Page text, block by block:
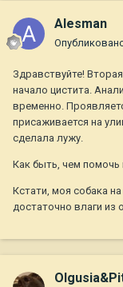
Alesman
Здравствуйте!
начало цистита.
временно.
присаживается на
сделала лужу.
Как быть, чем помочь
Кстати, моя собака
достаточно влаги из